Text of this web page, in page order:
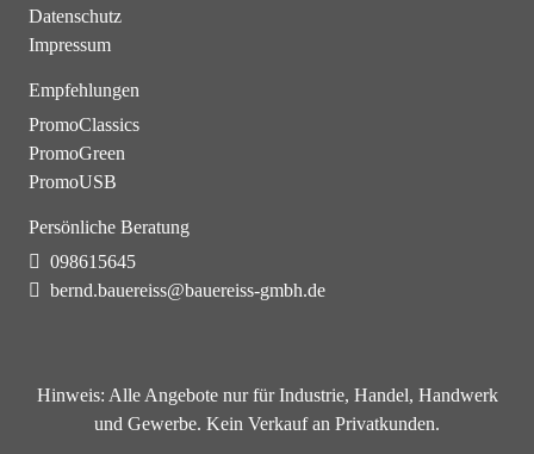
Datenschutz
Impressum
Empfehlungen
PromoClassics
PromoGreen
PromoUSB
Persönliche Beratung
098615645
bernd.bauereiss@bauereiss-gmbh.de
Hinweis: Alle Angebote nur für Industrie, Handel, Handwerk
und Gewerbe. Kein Verkauf an Privatkunden.